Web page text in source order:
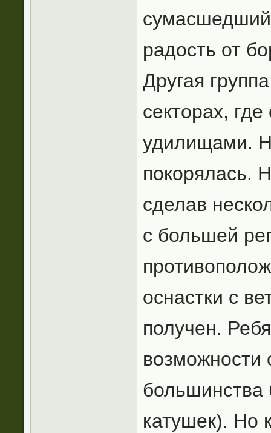
радость от
Другая
секторах,
удилищами.
покорялась.
сделав
с большей
оснастки с
получен.
возможности
катушек). Но